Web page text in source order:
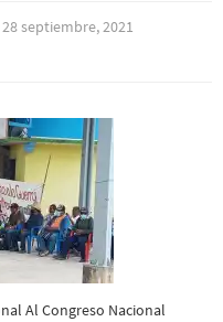
28 septiembre, 2021
Al Congreso Nacional